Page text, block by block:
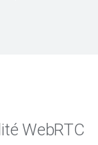
WebRTC